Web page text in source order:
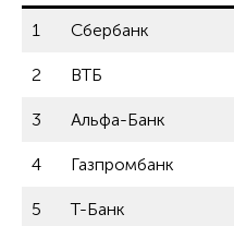
1 Сбербанк
2 ВТБ
3 Альфа-Банк
4 Газпромбанк
5 Т-Банк